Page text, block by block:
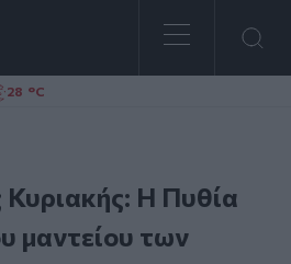
28 °C
Κυριακής: Η Πυθία
μαντείου των